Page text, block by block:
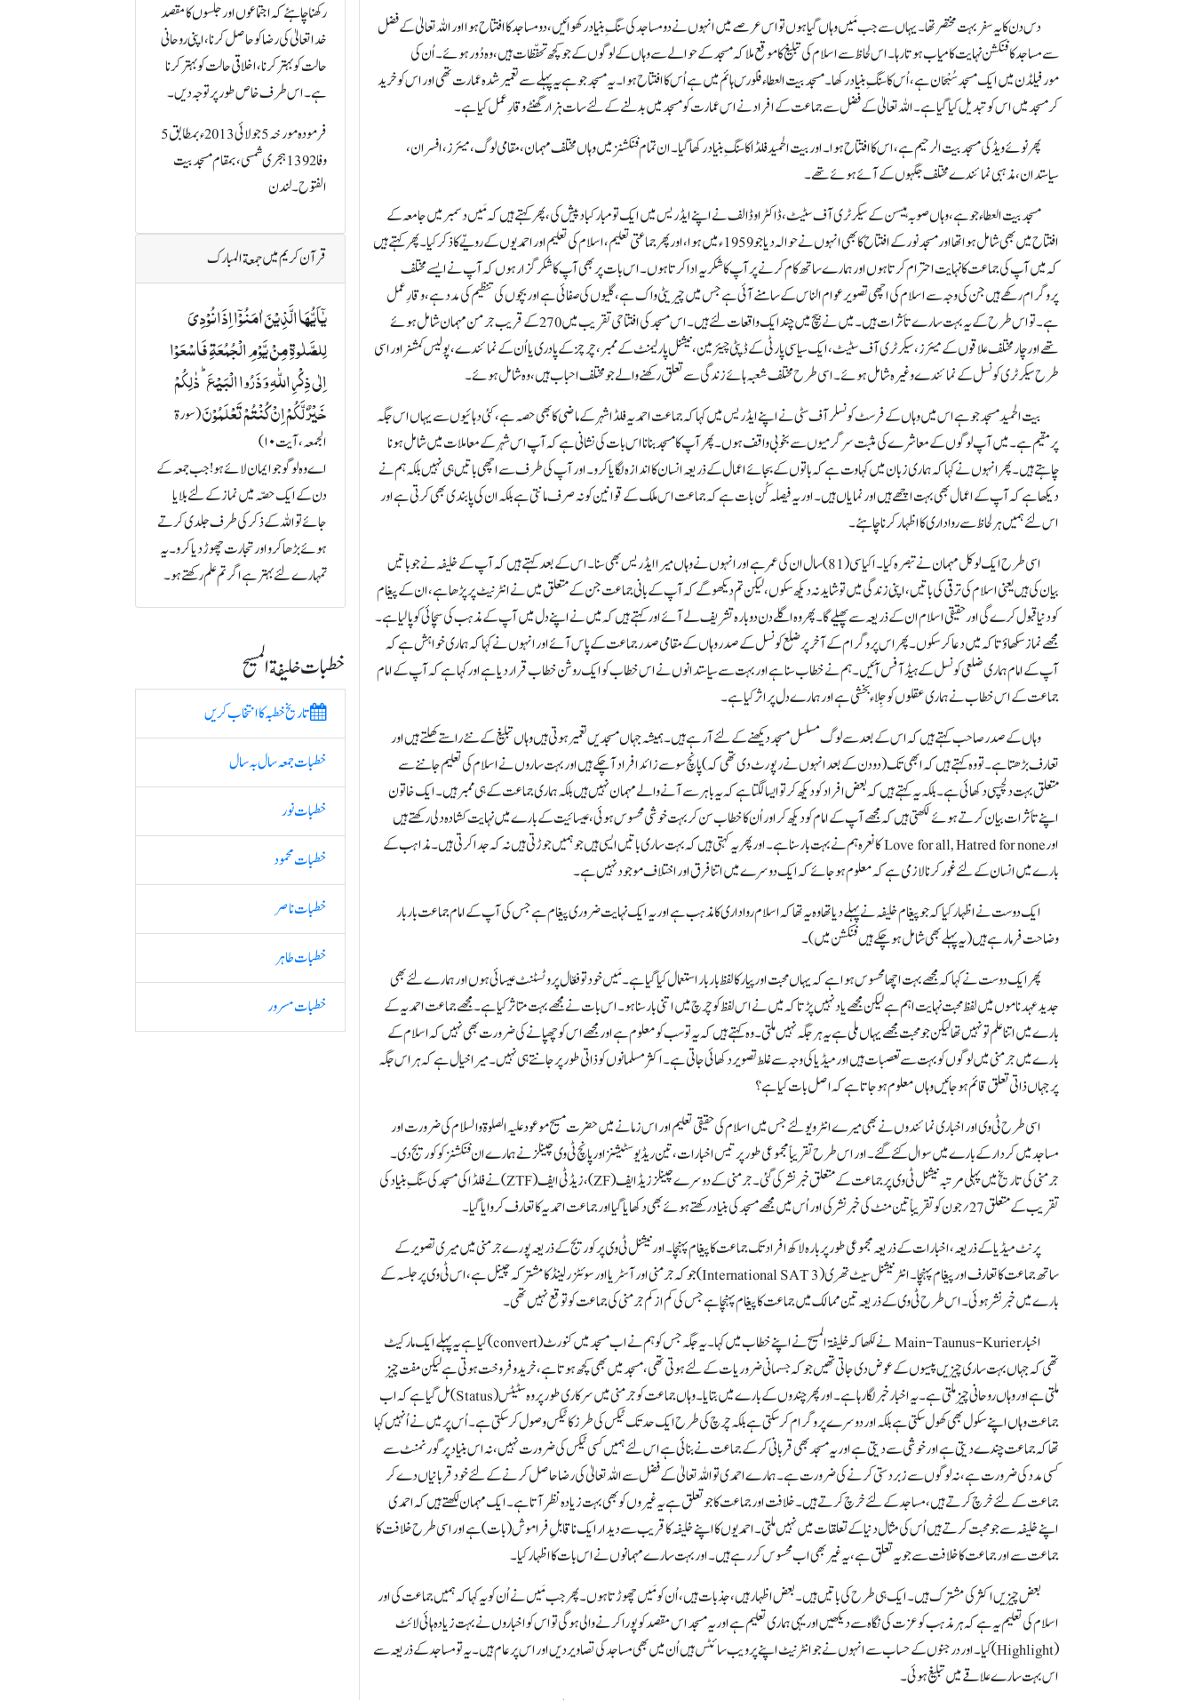
دس دن کایہ سفر بہت مختصر تھا۔ یہاں سے جب مَیں وہاں گیا ہوں تو اس عرصے میں انہوں نے دو مساجد کی سنگِ بنیاد رکھوائیں، دو مساجد کا افتتاح ہوا اور اللہ تعالیٰ کے فضل
سے مساجد کا فنکشن نہایت کامیاب ہوتا رہا۔ اس لحاظ سے اسلام کی تبلیغ کا موقع ملا کہ مسجد کے حوالے سے وہاں کے لوگوں کے جو کچھ تحفّظات ہیں، وہ دُور ہوئے۔ اُن کی
مورفیلڈن میں ایک مسجد سُبْحَان ہے، اُس کا سنگِ بنیاد رکھا۔ مسجد بیت العطاء فلورس ہائم میں ہے اُس کا افتتاح ہوا۔ یہ مسجد جو ہے یہ پہلے سے تعمیر شدہ عمارت تھی اور اس کو خرید
کر مسجد میں اس کو تبدیل کیا گیا ہے۔ اللہ تعالیٰ کے فضل سے جماعت کے افرادنے اس عمارت کو مسجد میں بدلنے کے لئے سات ہزار گھنٹے وقارِ عمل کیا ہے۔
پھر نوئے ویڈ کی مسجد بیت الرحیم ہے، اس کا افتتاح ہوا۔ اور بیت الحمید فلڈا کا سنگِ بنیاد رکھا گیا۔ ان تمام فنکشنز میں وہاں مختلف مہمان، مقامی لوگ، میئرز، افسران،
سیاستدان، مذہبی نمائندے مختلف جگہوں کے آئے ہوئے تھے۔
مسجد بیت العطاء جو ہے، وہاں صوبہ ہیسن کے سیکرٹری آف سٹیٹ، ڈاکٹر اوڈالف نے اپنے ایڈریس میں ایک تو مبارکباد پیش کی، پھر کہتے ہیں کہ مَیں دسمبر میں جامعہ کے
افتتاح میں بھی شامل ہوا تھا اور مسجدنور کے افتتاح کا بھی انہوں نے حوالہ دیا جو 1959ء میں ہوا، اور پھر جماعتی تعلیم، اسلام کی تعلیم اور احمدیوں کے رویّے کا ذکر کیا۔ پھر کہتے ہیں
کہ میں آپ کی جماعت کا نہایت احترام کرتا ہوں اور ہمارے ساتھ کام کرنے پر آپ کا شکریہ ادا کرتا ہوں۔ اس بات پر بھی آپ کا شکرگزار ہوں کہ آپ نے ایسے مختلف
پروگرام رکھے ہیں جن کی وجہ سے اسلام کی اچھی تصویر عوام الناس کے سامنے آئی ہے جس میں چیریٹی واک ہے، گلیوں کی صفائی ہے اور بچوں کی تنظیم کی مدد ہے، وقارِ عمل
ہے۔ تو اس طرح کے یہ بہت سارے تأثرات ہیں۔ میں نے بیچ میں چند ایک واقعات لئے ہیں۔ اس مسجد کی افتتاحی تقریب میں 270 کے قریب جرمن مہمان شامل ہوئے
تھے اور چار مختلف علاقوں کے میئرز، سیکرٹری آف سٹیٹ، ایک سیاسی پارٹی کے ڈپٹی چیئرمین، نیشنل پارلیمنٹ کے ممبر، چرچز کے پادری یا اُن کے نمائندے، پولیس کمشنر اور اسی
طرح سیکرٹری کونسل کے نمائندے وغیرہ شامل ہوئے۔ اسی طرح مختلف شعبہ ہائے زندگی سے تعلق رکھنے والے جو مختلف احباب ہیں، وہ شامل ہوئے۔
بیت الحمید مسجد جوہے اس میں وہاں کے فرسٹ کونسلر آف سٹی نے اپنے ایڈریس میں کہا کہ جماعت احمدیہ فلڈا شہر کے ماضی کا بھی حصہ ہے، کئی دہائیوں سے یہاں اس جگہ
پر مقیم ہے۔ میں آپ لوگوں کے معاشرے کی مثبت سرگرمیوں سے بخوبی واقف ہوں۔ پھر آپ کا مسجد بنانا اس بات کی نشانی ہے کہ آپ اس شہر کے معاملات میں شامل ہونا
چاہتے ہیں۔ پھر انہوں نے کہا کہ ہماری زبان میں کہاوت ہے کہ باتوں کے بجائے اعمال کے ذریعہ انسان کا اندازہ لگایا کرو۔ اور آپ کی طرف سے اچھی باتیں ہی نہیں بلکہ ہم نے
دیکھا ہے کہ آپ کے اعمال بھی بہت اچھے ہیں اور نمایاں ہیں۔ اور یہ فیصلہ کُن بات ہے کہ جماعت اس ملک کے قوانین کو نہ صرف مانتی ہے بلکہ ان کی پابندی بھی کرتی ہے اور
اس لئے ہمیں ہر لحاظ سے رواداری کا اظہار کرنا چاہئے۔
اسی طرح ایک لوکل مہمان نے تبصرہ کیا۔ اکیاسی (81) سال ان کی عمر ہے اور انہوں نے وہاں میرا ایڈریس بھی سنا۔ اس کے بعدکہتے ہیں کہ آپ کے خلیفہ نے جو باتیں
بیان کی ہیں یعنی اسلام کی ترقی کی باتیں، اپنی زندگی میں تو شایدنہ دیکھ سکوں، لیکن تم دیکھو گے کہ آپ کے بانی جماعت جن کے متعلق میں نے انٹرنیٹ پر پڑھا ہے، ان کے پیغام
کو دنیا قبول کرے گی اور حقیقی اسلام ان کے ذریعہ سے پھیلے گا۔ پھر وہ اگلے دن دوبارہ تشریف لے آئے اور کہتے ہیں کہ میں نے اپنے دل میں آپ کے مذہب کی سچائی کو پا لیا ہے۔
مجھے نماز سکھاؤ تاکہ میں دعا کرسکوں۔ پھر اس پروگرام کے آخر پر ضلع کونسل کے صدر وہاں کے مقامی صدر جماعت کے پاس آئے اور انہوں نے کہا کہ ہماری خواہش ہے کہ
آپ کے امام ہماری ضلعی کونسل کے ہیڈ آفس آئیں۔ ہم نے خطاب سنا ہے اور بہت سے سیاستدانوں نے اس خطاب کو ایک روشن خطاب قرار دیا ہے اور کہا ہے کہ آپ کے امام
جماعت کے اس خطاب نے ہماری عقلوں کو جِلاء بخشی ہے اور ہمارے دل پر اثر کیا ہے۔
وہاں کے صدر صاحب کہتے ہیں کہ اس کے بعد سے لوگ مسلسل مسجد دیکھنے کے لئے آ رہے ہیں۔ ہمیشہ جہاں مسجدیں تعمیر ہوتی ہیں وہاں تبلیغ کے نئے راستے کھلتے ہیں اور
تعارف بڑھتا ہے۔ تو وہ کہتے ہیں کہ ابھی تک (دو دن کے بعد انہوں نے رپورٹ دی تھی کہ) پانچ سو سے زائد افراد آ چکے ہیں اور بہت ساروں نے اسلام کی تعلیم جاننے سے
متعلق بہت دلچسپی دکھائی ہے۔ بلکہ یہ کہتے ہیں کہ بعض افراد کو دیکھ کر تو ایسا لگتا ہے کہ یہ باہر سے آنے والے مہمان نہیں ہیں بلکہ ہماری جماعت کے ہی ممبر ہیں۔ ایک خاتون
اپنے تأثرات بیان کرتے ہوئے لکھتی ہیں کہ مجھے آپ کے امام کو دیکھ کر اور اُن کا خطاب سن کر بہت خوشی محسوس ہوئی، عیسائیت کے بارے میں نہایت کشادہ دلی رکھتے ہیں
اور Love for all, Hatred for none کا نعرہ ہم نے بہت بار سنا ہے۔ اور پھر یہ کہتی ہیں کہ بہت ساری باتیں ایسی ہیں جو ہمیں جوڑتی ہیں نہ کہ جدا کرتی ہیں۔ مذاہب کے
بارے میں انسان کے لئے غور کرنا لازمی ہے کہ معلوم ہو جائے کہ ایک دوسرے میں اتنا فرق اور اختلاف موجودنہیں ہے۔
ایک دوست نے اظہار کیا کہ جو پیغام خلیفہ نے پہلے دیا تھا وہ یہ تھا کہ اسلام رواداری کا مذہب ہے اور یہ ایک نہایت ضروری پیغام ہے جس کی آپ کے امام جماعت بار بار
وضاحت فرما رہے ہیں (یہ پہلے بھی شامل ہو چکے ہیں فنکشن میں )۔
پھر ایک دوست نے کہا کہ مجھے بہت اچھا محسوس ہوا ہے کہ یہاں محبت اور پیار کا لفظ بار بار استعمال کیا گیا ہے۔ مَیں خود تو فعّال پروٹسٹنٹ عیسائی ہوں اور ہمارے لئے بھی
جدید عہدناموں میں لفظ محبت نہایت اہم ہے لیکن مجھے یادنہیں پڑتا کہ میں نے اس لفظ کو چرچ میں اتنی بار سنا ہو۔ اس بات نے مجھے بہت متاثر کیا ہے۔ مجھے جماعت احمدیہ کے
بارے میں اتنا علم تو نہیں تھا لیکن جو محبت مجھے یہاں ملی ہے یہ ہر جگہ نہیں ملتی۔ وہ کہتے ہیں کہ یہ تو سب کو معلوم ہے اور مجھے اس کو چھپانے کی ضرورت بھی نہیں کہ اسلام کے
بارے میں جرمنی میں لوگوں کو بہت سے تعصبات ہیں اور میڈیا کی وجہ سے غلط تصویر دکھائی جاتی ہے۔ اکثر مسلمانوں کو ذاتی طور پر جانتے ہی نہیں۔ میرا خیال ہے کہ ہر اس جگہ
پر جہاں ذاتی تعلق قائم ہو جائیں وہاں معلوم ہو جاتا ہے کہ اصل بات کیا ہے؟
اسی طرح ٹی وی اور اخباری نمائندوں نے بھی میرے انٹرویو لئے جس میں اسلام کی حقیقی تعلیم اور اس زمانے میں حضرت مسیح موعود علیہ الصلوۃ والسلام کی ضرورت اور
مساجد میں کردار کے بارے میں سوال کئے گئے۔ اور اس طرح تقریباً مجموعی طور پر تیس اخبارات، تین ریڈیو سٹیشنز اور پانچ ٹی وی چینلز نے ہمارے ان فنکشنز کو کوریج دی۔
جرمنی کی تاریخ میں پہلی مرتبہ نیشنل ٹی وی پر جماعت کے متعلق خبر نشر کی گئی۔ جرمنی کے دوسرے چینلز زیڈ ایف (ZF)، زیڈ ٹی ایف (ZTF) نے فلڈا کی مسجد کی سنگِ بنیاد کی
تقریب کے متعلق 27؍جون کو تقریباً تین منٹ کی خبر نشر کی اور اُس میں مجھے مسجد کی بنیاد رکھتے ہوئے بھی دکھایا گیا اور جماعت احمدیہ کا تعارف کروایا گیا۔
پرنٹ میڈیا کے ذریعہ، اخبارات کے ذریعہ مجموعی طور پر بارہ لاکھ افراد تک جماعت کا پیغام پہنچا۔ اور نیشنل ٹی وی پر کوریج کے ذریعہ پورے جرمنی میں میری تصویر کے
ساتھ جماعت کا تعارف اور پیغام پہنچا۔ انٹرنیشنل سیٹ تھری (International SAT 3) جو کہ جرمنی اور آسٹریا اور سوئٹزرلینڈ کا مشترکہ چینل ہے، اس ٹی وی پر جلسہ کے
بارے میں خبر نشر ہوئی۔ اس طرح ٹی وی کے ذریعہ تین ممالک میں جماعت کا پیغام پہنچا ہے جس کی کم از کم جرمنی کی جماعت کو توقع نہیں تھی۔
اخبارMain-Taunus-Kurier نے لکھا کہ خلیفۃ المسیح نے اپنے خطاب میں کہا۔ یہ جگہ جس کو ہم نے اب مسجد میں کنورٹ (convert) کیا ہے یہ پہلے ایک مارکیٹ
تھی کہ جہاں بہت ساری چیزیں پیسوں کے عوض دی جاتی تھیں جو کہ جسمانی ضروریات کے لئے ہوتی تھی، مسجد میں بھی کچھ ہوتا ہے، خرید و فروخت ہوتی ہے لیکن مفت چیز
ملتی ہے اور وہاں روحانی چیز ملتی ہے۔ یہ اخبار خبر لگا رہا ہے۔ اور پھر چندوں کے بارے میں بتایا۔ وہاں جماعت کو جرمنی میں سرکاری طور پر وہ سٹیٹس (Status) مل گیا ہے کہ اب
جماعت وہاں اپنے سکول بھی کھول سکتی ہے بلکہ اور دوسرے پروگرام کر سکتی ہے بلکہ چرچ کی طرح ایک حد تک ٹیکس کی طرز کا ٹیکس وصول کر سکتی ہے۔ اُس پر میں نے اُنہیں کہا
تھا کہ جماعت چندے دیتی ہے اور خوشی سے دیتی ہے اور یہ مسجد بھی قربانی کر کے جماعت نے بنائی ہے اس لئے ہمیں کسی ٹیکس کی ضرورت نہیں، نہ اس بنیاد پر گورنمنٹ سے
کسی مدد کی ضرورت ہے، نہ لوگوں سے زبردستی کرنے کی ضرورت ہے۔ ہمارے احمدی تو اللہ تعالیٰ کے فضل سے اللہ تعالیٰ کی رضا حاصل کرنے کے لئے خود قربانیاں دے کر
جماعت کے لئے خرچ کرتے ہیں، مساجد کے لئے خرچ کرتے ہیں۔ خلافت اور جماعت کا جو تعلق ہے یہ غیروں کو بھی بہت زیادہ نظر آتا ہے۔ ایک مہمان لکھتے ہیں کہ احمدی
اپنے خلیفہ سے جو محبت کرتے ہیں اُس کی مثال دنیا کے تعلقات میں نہیں ملتی۔ احمدیوں کا اپنے خلیفہ کا قریب سے دیدار ایک ناقابلِ فراموش(بات) ہے اور اسی طرح خلافت کا
جماعت سے اور جماعت کا خلافت سے جو یہ تعلق ہے، یہ غیربھی اب محسوس کر رہے ہیں۔ اور بہت سارے مہمانوں نے اس بات کا اظہار کیا۔
بعض چیزیں اکثر کی مشترک ہیں۔ ایک ہی طرح کی باتیں ہیں۔ بعض اظہار ہیں، جذبات ہیں، اُن کو مَیں چھوڑتا ہوں۔ پھر جب مَیں نے اُن کو یہ کہا کہ ہمیں جماعت کی اور
اسلام کی تعلیم یہ ہے کہ ہر مذہب کو عزت کی نگاہ سے دیکھیں اور یہی ہماری تعلیم ہے اور یہ مسجد اس مقصد کو پورا کرنے والی ہو گی تو اس کو اخباروں نے بہت زیادہ ہائی لائٹ
(Highlight) کیا۔ اور درجنوں کے حساب سے انہوں نے جو انٹرنیٹ اپنے پر ویب سائٹس ہیں اُن میں بھی مساجد کی تصاویر دیں اور اس پر عام ہیں۔ یہ تو مساجد کے ذریعہ سے
اس بہت سارے علاقے میں تبلیغ ہوئی۔
رکھنا چاہئے کہ اجتماعوں اور جلسوں کا مقصد
خدا تعالیٰ کی رضا کو حاصل کرنا، اپنی روحانی
حالت کو بہتر کرنا، اخلاقی حالت کو بہتر کرنا
ہے۔ اس طرف خاص طور پر توجہ دیں۔
فرمودہ مورخہ 5جولائی 2013ء بمطابق5
وفا 1392 ہجری شمسی، بمقام مسجد بیت
الفتوح۔ لندن
قرآن کریم میں جمعة المبارک
یٰۤاَیُّہَا الَّذِیۡنَ اٰمَنُوۡۤا اِذَا نُوۡدِیَ
لِلصَّلٰوۃِ مِنۡ یَّوۡمِ الۡجُمُعَۃِ فَاسۡعَوۡا
اِلٰی ذِکۡرِ اللّٰہِ وَ ذَرُوا الۡبَیۡعَ ؕ ذٰلِکُمۡ
خَیۡرٌ لَّکُمۡ اِنۡ کُنۡتُمۡ تَعۡلَمُوۡنَ(سورة
الجمعہ، آیت ۱۰)
اے وہ لوگو جو ایمان لائے ہو! جب جمعہ کے
دن کے ایک حصّہ میں نماز کے لئے بلایا
جائے تو اللہ کے ذکر کی طرف جلدی کرتے
ہوئے بڑھا کرو اور تجارت چھوڑ دیا کرو۔ یہ
تمہارے لئے بہتر ہے اگر تم علم رکھتے ہو۔
خطبات خلیفة المسیح
تاریخ خطبہ کا انتخاب کریں
خطبات جمعہ سال بہ سال
خطبات نور
خطبات محمود
خطبات ناصر
خطبات طاہر
خطبات مسرور